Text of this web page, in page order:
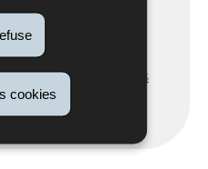
cookies
de dernière
en ligne
de successions